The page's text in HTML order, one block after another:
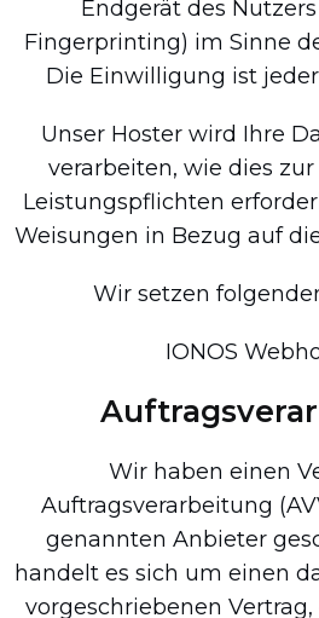
Endgerät des
Fingerprinting) im Sinne
Die Einwilligung ist
Unser Hoster wird Ihre
verarbeiten, wie dies
Leistungspflichten
Weisungen in Bezug auf
Wir setzen
IONOS
Wir haben einen
Auftragsverarbeitung
genannten Anbieter
handelt es sich um einen
vorgeschriebenen